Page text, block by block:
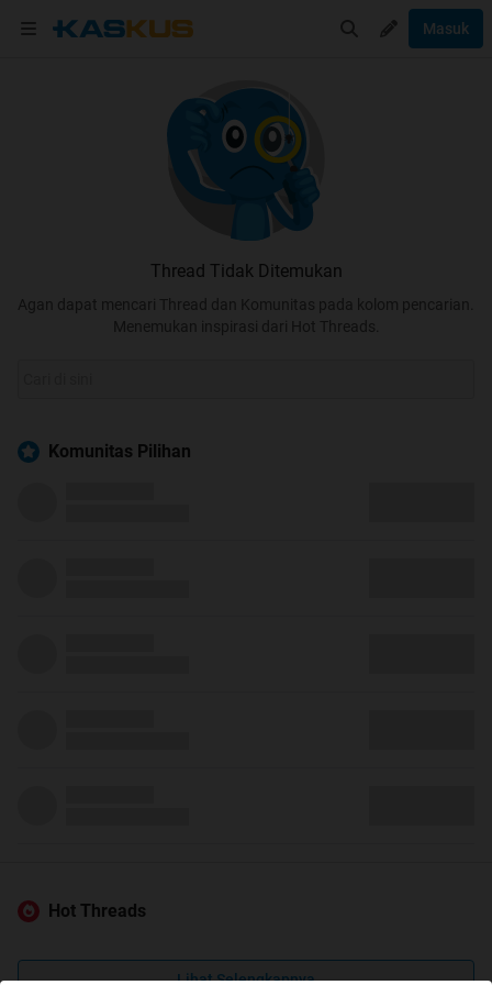
Masuk
Thread Tidak Ditemukan
Agan dapat mencari Thread dan Komunitas pada kolom pencarian.
Menemukan inspirasi dari Hot Threads.
Komunitas Pilihan
Hot Threads
Lihat Selengkapnya